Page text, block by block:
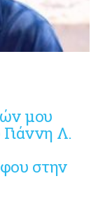
μου
Λ.
στην